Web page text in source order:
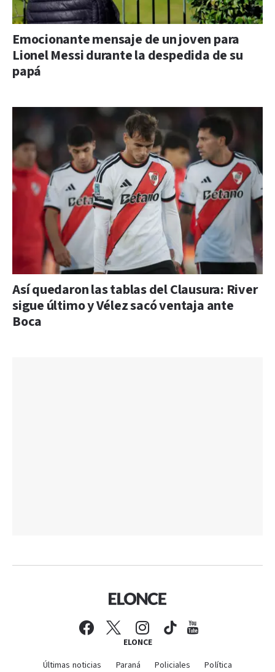
Emocionante mensaje de un joven para
Lionel Messi durante la despedida de su
papá
Así quedaron las tablas del Clausura: River
sigue último y Vélez sacó ventaja ante
Boca
ELONCE
Últimas noticias Paraná Policiales Política